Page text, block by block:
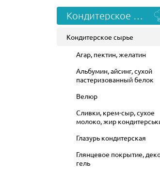
Кондитерское сырье
Кондитерское сырье
Агар, пектин, желатин
Альбумин, айсинг, сухой
пастеризованный белок
Велюр
Сливки, крем-сыр, сухое
молоко, жир
Глазурь кондитерская
Глянцевое покрытие,
гель